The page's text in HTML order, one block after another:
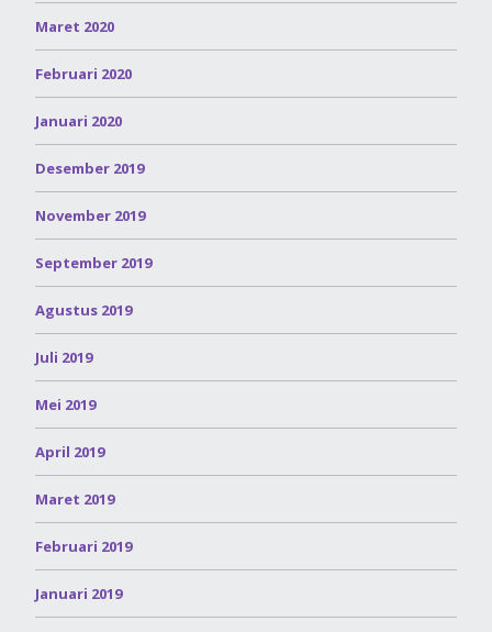
Maret 2020
Februari 2020
Januari 2020
Desember 2019
November 2019
September 2019
Agustus 2019
Juli 2019
Mei 2019
April 2019
Maret 2019
Februari 2019
Januari 2019